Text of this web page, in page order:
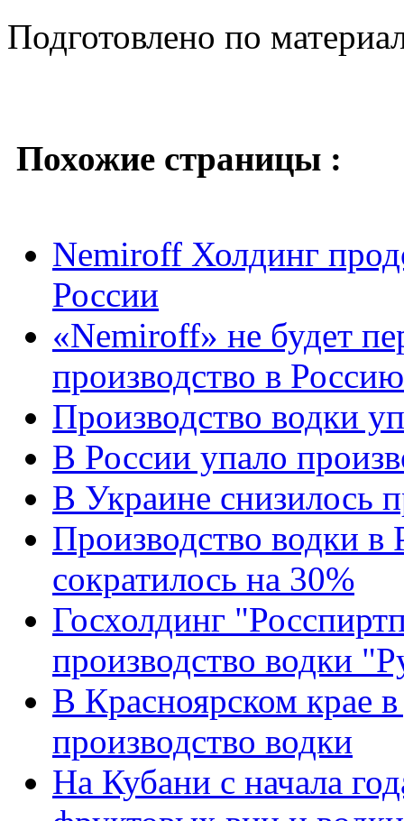
Подготовлено по
Похожие страницы :
Nemiroff Холдинг
России
«Nemiroff» не будет
производство в Россию
Производство водки
В России упало
В Украине снизилось
Производство водки в
сократилось на 30%
Госхолдинг
производство водки
В Красноярском крае
производство водки
На Кубани с начала